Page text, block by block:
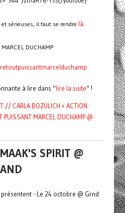
sérieuses, il faut se rendre là.
DUCHAMP
à lire dans "lire la suite" !
CARLA BOZULICH + ACTION
PUISSANT MARCEL DUCHAMP @
SPIRIT @
- Le 24 octobre @ Grnd